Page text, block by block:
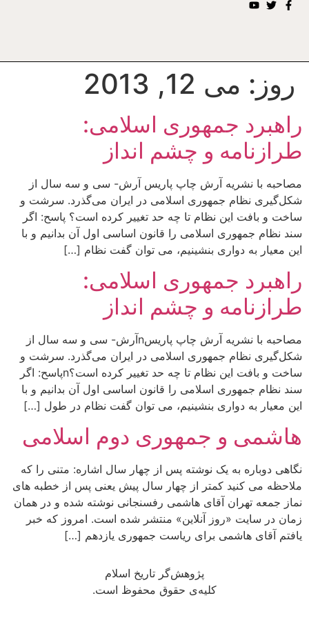
روز: می 12, 2013
راهبرد جمهوری اسلامی:
طرازنامه و چشم انداز
مصاحبه با نشریه آرش چاپ پاریس آرش- سى و سه سال از
شكل‌گيرى نظام جمهورى اسلامى در ايران مى‌گذرد. سرشت و
ساخت و بافت اين نظام تا چه حد تغيير كرده است؟ پاسح: اگر
سند نظام جمهوری اسلامی را قانون اساسی اول آن بدانیم و با
این معیار به دواری بنشینیم، می توان گفت نظام […]
راهبرد جمهوری اسلامی:
طرازنامه و چشم انداز
مصاحبه با نشریه آرش چاپ پاریسnآرش- سى و سه سال از
شكل‌گيرى نظام جمهورى اسلامى در ايران مى‌گذرد. سرشت و
ساخت و بافت اين نظام تا چه حد تغيير كرده است؟nپاسح: اگر
سند نظام جمهوری اسلامی را قانون اساسی اول آن بدانیم و با
این معیار به دواری بنشینیم، می توان گفت نظام در طول […]
هاشمی و جمهوری دوم اسلامی
نگاهی دوباره به یک نوشته پس از چهار سال اشاره: متنی را که
ملاحظه می کنید کمتر از چهار سال پیش یعنی پس از خطبه های
نماز جمعه تهران آقای هاشمی رفسنجانی نوشته شده و در همان
زمان در سایت «روز آنلاین» منتشر شده است. امروز که خبر
یافتم آقای هاشمی برای ریاست جمهوری یازدهم […]
پژوهش‌گر تاریخ اسلام
کلیه‌ی حقوق محفوظ است.